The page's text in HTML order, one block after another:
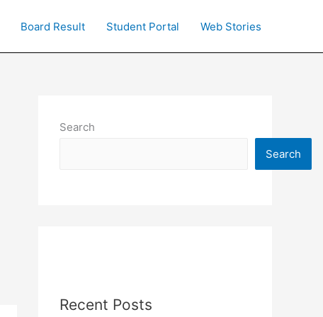
Board Result Student Portal Web Stories
Search
Search
Recent Posts